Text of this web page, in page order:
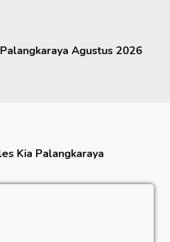
Palangkaraya Agustus 2026
Kia Palangkaraya